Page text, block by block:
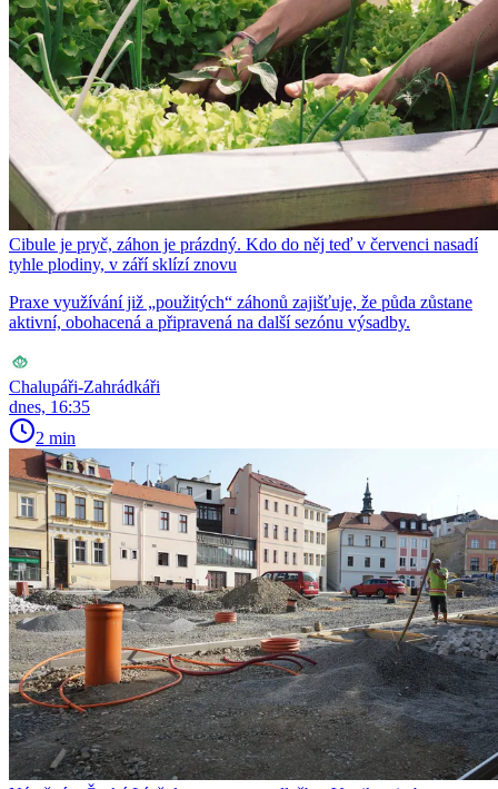
Cibule je pryč, záhon je prázdný. Kdo do něj teď v červenci nasadí
tyhle plodiny, v září sklízí znovu
Praxe využívání již „použitých“ záhonů zajišťuje, že půda zůstane
aktivní, obohacená a připravená na další sezónu výsadby.
Chalupáři-Zahrádkáři
dnes, 16:35
2 min